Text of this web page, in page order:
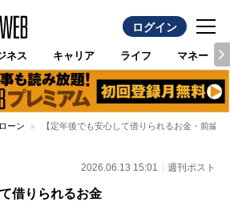
ログイン
ネス キャリア ライフ マネー
ーン 【定年後でも安心して借りられるお金・前編
2026.06.13 15:01 週刊ポスト
借りられるお金